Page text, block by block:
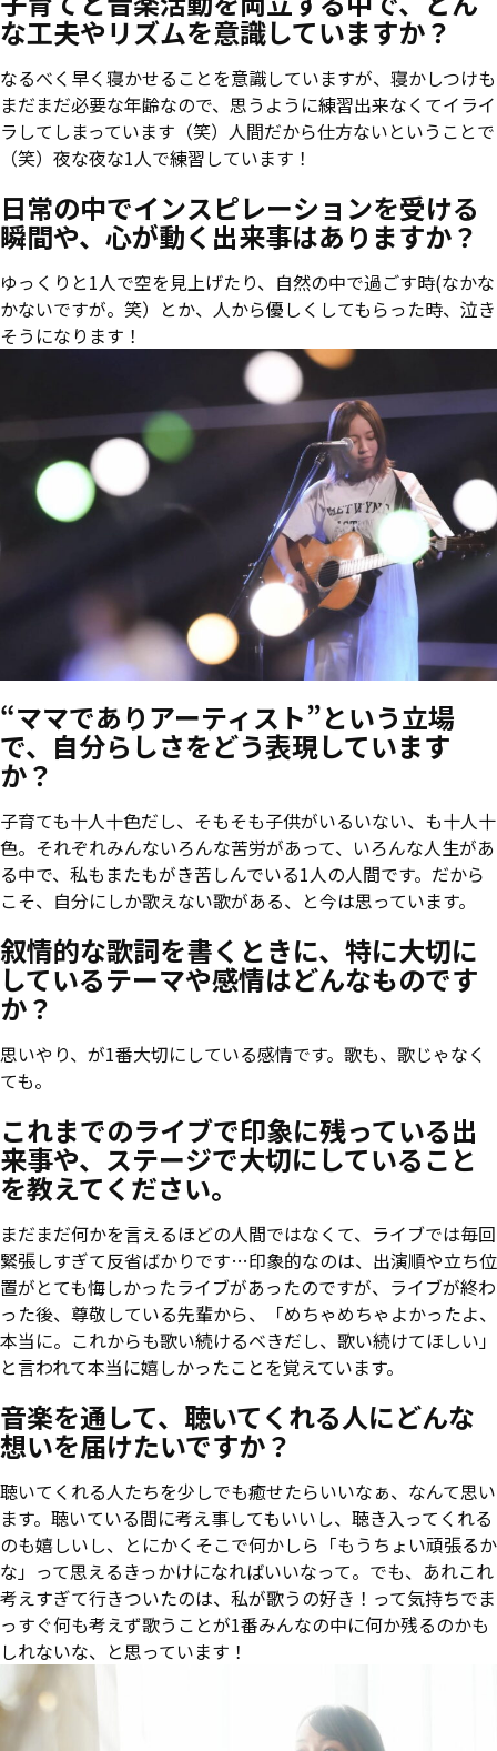
な工夫やリズムを意識していますか？
なるべく早く寝かせることを意識していますが、寝かしつけも
まだまだ必要な年齢なので、思うように練習出来なくてイライ
ラしてしまっています（笑）人間だから仕方ないということで
（笑）夜な夜な1人で練習しています！
日常の中でインスピレーションを受ける
瞬間や、心が動く出来事はありますか？
ゆっくりと1人で空を見上げたり、自然の中で過ごす時(なかな
かないですが。笑）とか、人から優しくしてもらった時、泣き
そうになります！
“ママでありアーティスト”という立場
で、自分らしさをどう表現しています
か？
子育ても十人十色だし、そもそも子供がいるいない、も十人十
色。それぞれみんないろんな苦労があって、いろんな人生があ
る中で、私もまたもがき苦しんでいる1人の人間です。だから
こそ、自分にしか歌えない歌がある、と今は思っています。
叙情的な歌詞を書くときに、特に大切に
しているテーマや感情はどんなものです
か？
思いやり、が1番大切にしている感情です。歌も、歌じゃなく
ても。
これまでのライブで印象に残っている出
来事や、ステージで大切にしていること
を教えてください。
まだまだ何かを言えるほどの人間ではなくて、ライブでは毎回
緊張しすぎて反省ばかりです…印象的なのは、出演順や立ち位
置がとても悔しかったライブがあったのですが、ライブが終わ
った後、尊敬している先輩から、「めちゃめちゃよかったよ、
本当に。これからも歌い続けるべきだし、歌い続けてほしい」
と言われて本当に嬉しかったことを覚えています。
音楽を通して、聴いてくれる人にどんな
想いを届けたいですか？
聴いてくれる人たちを少しでも癒せたらいいなぁ、なんて思い
ます。聴いている間に考え事してもいいし、聴き入ってくれる
のも嬉しいし、とにかくそこで何かしら「もうちょい頑張るか
な」って思えるきっかけになればいいなって。でも、あれこれ
考えすぎて行きついたのは、私が歌うの好き！って気持ちでま
っすぐ何も考えず歌うことが1番みんなの中に何か残るのかも
しれないな、と思っています！